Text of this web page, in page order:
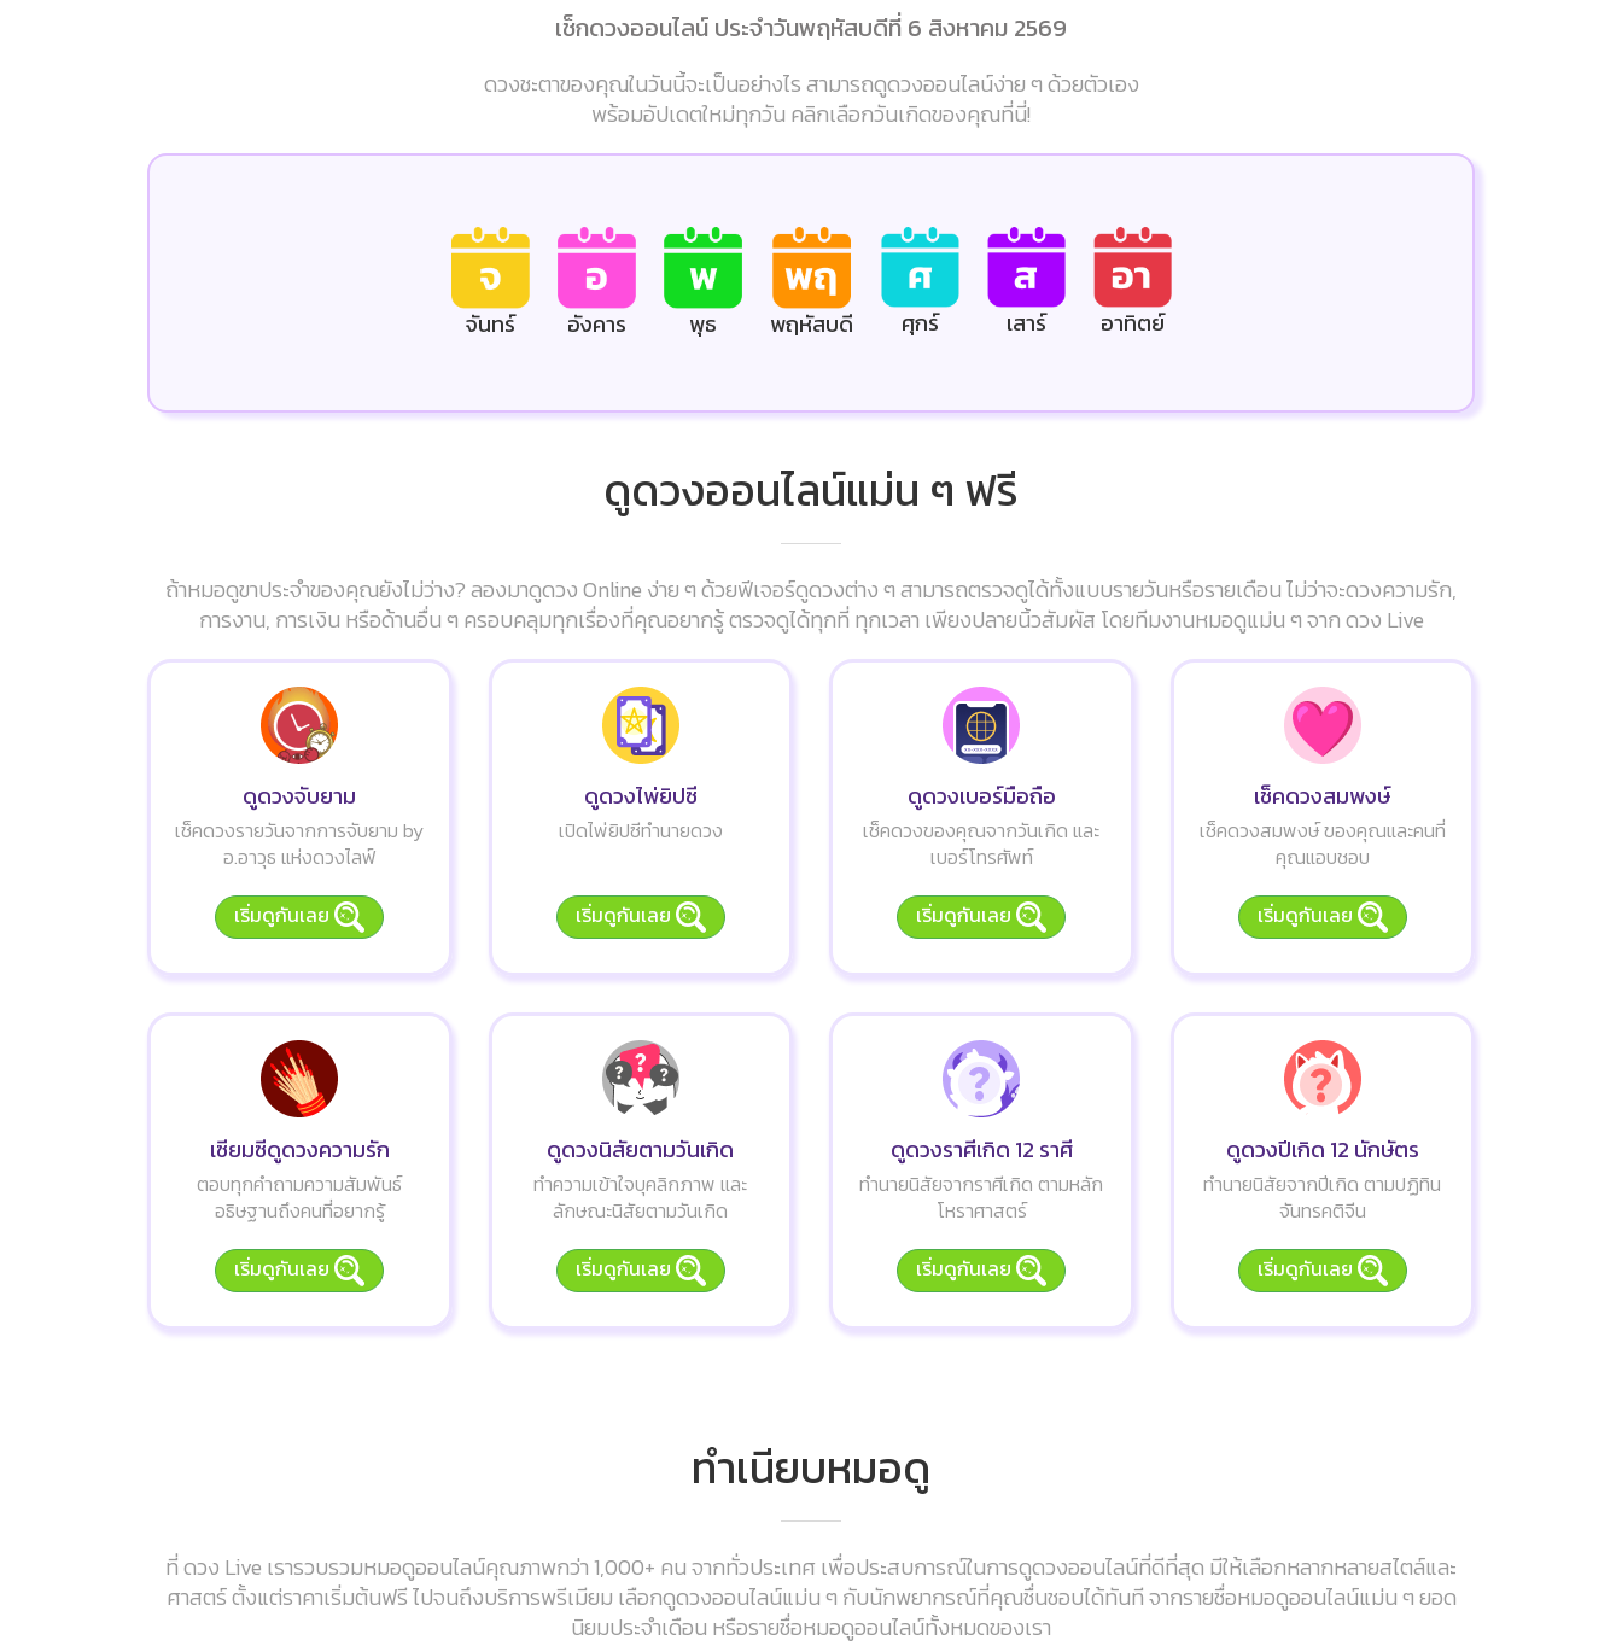
เช็กดวงออนไลน์ ประจำวันพฤหัสบดีที่ 6 สิงหาคม 2569
ดวงชะตาของคุณในวันนี้จะเป็นอย่างไร สามารถดูดวงออนไลน์ง่าย ๆ ด้วยตัวเอง
พร้อมอัปเดตใหม่ทุกวัน คลิกเลือกวันเกิดของคุณที่นี่!
จันทร์ อังคาร พุธ พฤหัสบดี ศุกร์ เสาร์ อาทิตย์
ดูดวงออนไลน์แม่น ๆ ฟรี
ถ้าหมอดูขาประจำของคุณยังไม่ว่าง? ลองมาดูดวง Online ง่าย ๆ ด้วยฟีเจอร์ดูดวงต่าง ๆ สามารถตรวจดูได้ทั้งแบบรายวันหรือรายเดือน ไม่ว่าจะดวงความรัก,
การงาน, การเงิน หรือด้านอื่น ๆ ครอบคลุมทุกเรื่องที่คุณอยากรู้ ตรวจดูได้ทุกที่ ทุกเวลา เพียงปลายนิ้วสัมผัส โดยทีมงานหมอดูแม่น ๆ จาก ดวง Live
ดูดวงจับยาม
เช็คดวงรายวันจากการจับยาม by
อ.อาวุธ แห่งดวงไลฟ์
เริ่มดูกันเลย
ดูดวงไพ่ยิปซี
เปิดไพ่ยิปซีทำนายดวง
เริ่มดูกันเลย
ดูดวงเบอร์มือถือ
เช็คดวงของคุณจากวันเกิด และ
เบอร์โทรศัพท์
เริ่มดูกันเลย
เช็คดวงสมพงษ์
เช็คดวงสมพงษ์ ของคุณและคนที่
คุณแอบชอบ
เริ่มดูกันเลย
เซียมซีดูดวงความรัก
ตอบทุกคำถามความสัมพันธ์
อธิษฐานถึงคนที่อยากรู้
เริ่มดูกันเลย
ดูดวงนิสัยตามวันเกิด
ทำความเข้าใจบุคลิกภาพ และ
ลักษณะนิสัยตามวันเกิด
เริ่มดูกันเลย
ดูดวงราศีเกิด 12 ราศี
ทำนายนิสัยจากราศีเกิด ตามหลัก
โหราศาสตร์
เริ่มดูกันเลย
ดูดวงปีเกิด 12 นักษัตร
ทำนายนิสัยจากปีเกิด ตามปฏิทิน
จันทรคติจีน
เริ่มดูกันเลย
ทำเนียบหมอดู
ที่ ดวง Live เรารวบรวมหมอดูออนไลน์คุณภาพกว่า 1,000+ คน จากทั่วประเทศ เพื่อประสบการณ์ในการดูดวงออนไลน์ที่ดีที่สุด มีให้เลือกหลากหลายสไตล์และ
ศาสตร์ ตั้งแต่ราคาเริ่มต้นฟรี ไปจนถึงบริการพรีเมียม เลือกดูดวงออนไลน์แม่น ๆ กับนักพยากรณ์ที่คุณชื่นชอบได้ทันที จากรายชื่อหมอดูออนไลน์แม่น ๆ ยอด
นิยมประจำเดือน หรือรายชื่อหมอดูออนไลน์ทั้งหมดของเรา